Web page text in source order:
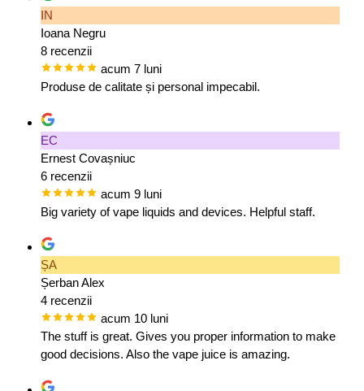
IN
Ioana Negru
8 recenzii
acum 7 luni
Produse de calitate și personal impecabil.
EC
Ernest Covașniuc
6 recenzii
acum 9 luni
Big variety of vape liquids and devices. Helpful staff.
ȘA
Șerban Alex
4 recenzii
acum 10 luni
The stuff is great. Gives you proper information to make
good decisions. Also the vape juice is amazing.